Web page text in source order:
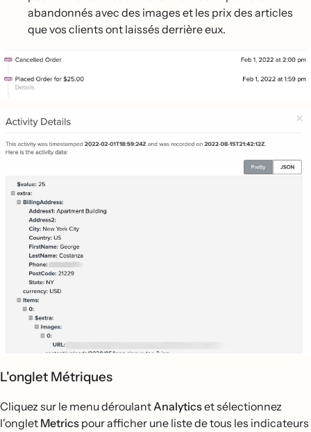
abandonnés avec des images et les prix des articles
que vos clients ont laissés derrière eux.
L'onglet Métriques
Cliquez sur le menu déroulantAnalyticset sélectionnez
l'onglet Metrics pour afficher une liste de tous les indicateurs